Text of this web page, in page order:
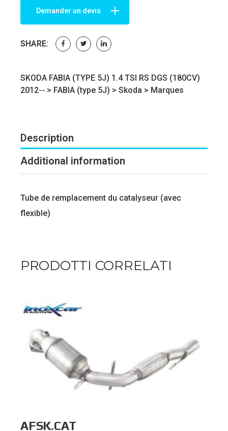
Demander un devis
SHARE:
SKODA FABIA (TYPE 5J) 1.4 TSI RS DGS (180CV)
2012-- > FABIA (type 5J) > Skoda > Marques
Description
Additional information
Tube de remplacement du catalyseur (avec
flexible)
PRODOTTI CORRELATI
AFSK.CAT